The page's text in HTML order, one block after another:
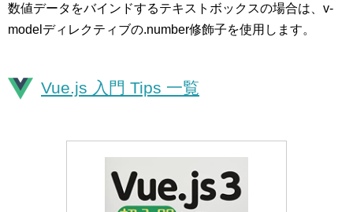
数値データをバインドするテキストボックスの場合は、v-
modelディレクティブの.number修飾子を使用します。
Vue.js 入門 Tips 一覧